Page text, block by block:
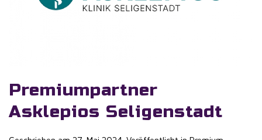
Premiumpartner
Asklepios Seligenstadt